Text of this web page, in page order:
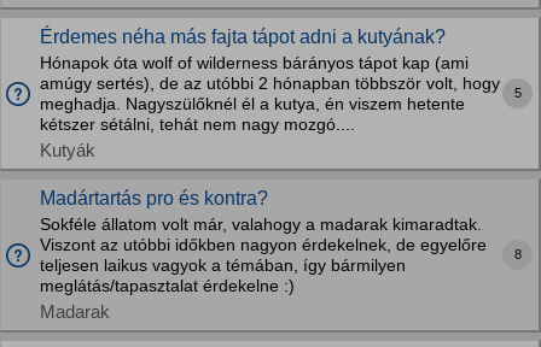
Érdemes néha más fajta tápot adni a kutyának?
Hónapok óta wolf of wilderness bárányos tápot kap (ami
amúgy sertés), de az utóbbi 2 hónapban többször volt, hogy
meghadja. Nagyszülőknél él a kutya, én viszem hetente
kétszer sétálni, tehát nem nagy mozgó....
Kutyák
5
Madártartás pro és kontra?
Sokféle állatom volt már, valahogy a madarak kimaradtak.
Viszont az utóbbi időkben nagyon érdekelnek, de egyelőre
teljesen laikus vagyok a témában, így bármilyen
meglátás/tapasztalat érdekelne :)
Madarak
8